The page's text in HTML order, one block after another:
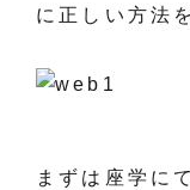
に正しい方法
まずは座学に